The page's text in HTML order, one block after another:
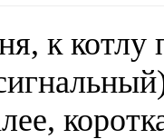
к котлу